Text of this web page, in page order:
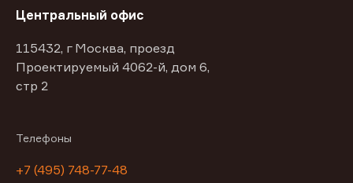
Центральный офис
115432, г Москва, проезд
Проектируемый 4062-й, дом 6,
стр 2
Телефоны
+7 (495) 748-77-48